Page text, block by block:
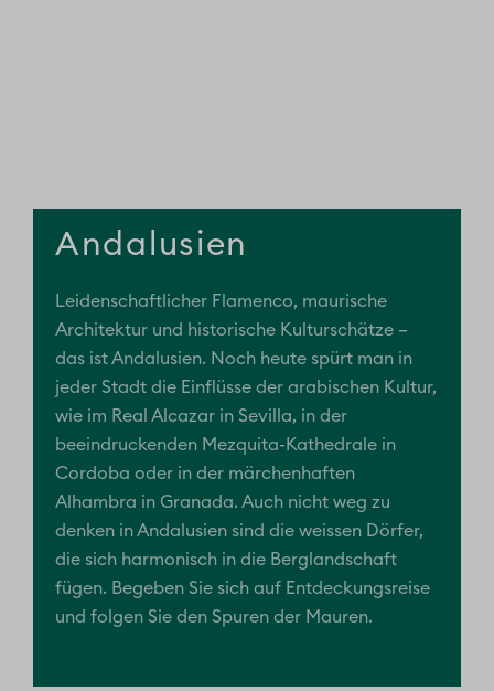
Andalusien
Leidenschaftlicher Flamenco, maurische
Architektur und historische Kulturschätze –
das ist Andalusien. Noch heute spürt man in
jeder Stadt die Einflüsse der arabischen Kultur,
wie im Real Alcazar in Sevilla, in der
beeindruckenden Mezquita-Kathedrale in
Cordoba oder in der märchenhaften
Alhambra in Granada. Auch nicht weg zu
denken in Andalusien sind die weissen Dörfer,
die sich harmonisch in die Berglandschaft
fügen. Begeben Sie sich auf Entdeckungsreise
und folgen Sie den Spuren der Mauren.